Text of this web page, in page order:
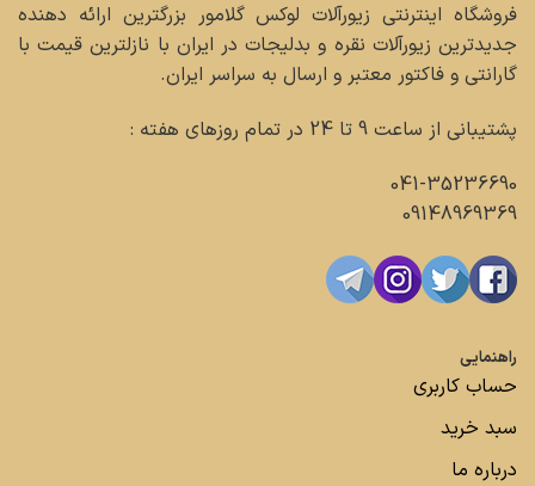
فروشگاه اینترنتی زیورآلات لوکس گلامور بزرگترین ارائه دهنده
جدیدترین زیورآلات نقره و بدلیجات در ایران با نازلترین قیمت با
گارانتی و فاکتور معتبر و ارسال به سراسر ایران.
پشتیبانی از ساعت 9 تا 24 در تمام روزهای هفته :
041-35236690
09148969369
راهنمایی
حساب کاربری
سبد خرید
درباره ما